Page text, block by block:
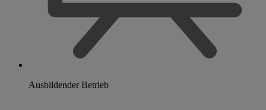
Ausbildender Betrieb